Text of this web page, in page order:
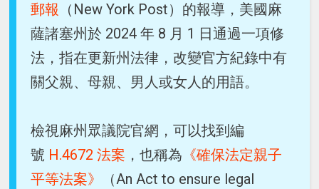
郵報
（New York Post）的報導，美國麻
薩諸塞州於 2024 年 8 月 1 日通過一項修
法，指在更新州法律，改變官方紀錄中有
關父親、母親、男人或女人的用語。
檢視麻州眾議院官網，可以找到編
號 H.4672 法案 ，也稱為 《確保法定親子
平等法案》
（An Act to ensure legal